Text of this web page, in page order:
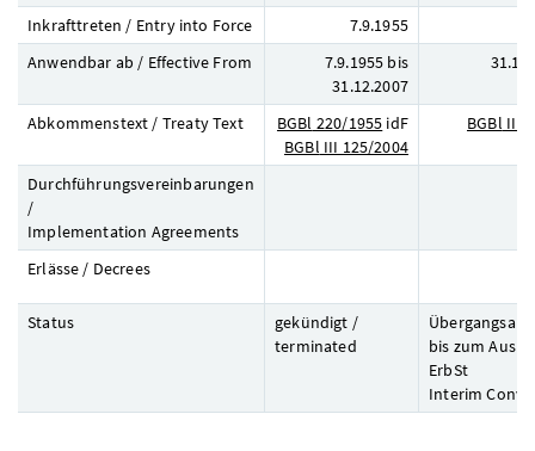
Inkrafttreten / Entry into Force 7.9.1955
Anwendbar ab / Effective From
7.9.1955 bis
31.12.2007
Abkommenstext / Treaty Text
BGBl 220/1955 idF
BGBl III 125/2004
BGBl III
Durchführungsvereinbarungen
/
Implementation Agreements
Erlässe / Decrees
Status
gekündigt /
terminated
bis zum
ErbSt
Interim